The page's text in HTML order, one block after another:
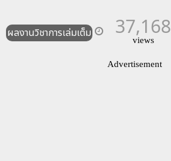
ผลงานวิชาการเล่มเต็ม 37,168
views
Advertisement